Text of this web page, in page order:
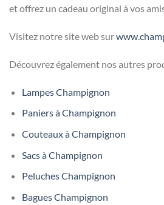
et offrez un cadeau original à vos
Visitez notre site web sur
Découvrez également nos autres
Lampes Champignon
Paniers à Champignon
Couteaux à Champignon
Sacs à Champignon
Peluches Champignon
Bagues Champignon